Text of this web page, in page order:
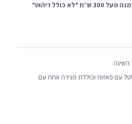
*לא כולל ריהוט*
השינה
עם פאזות וכוללת מגירה אחת עם